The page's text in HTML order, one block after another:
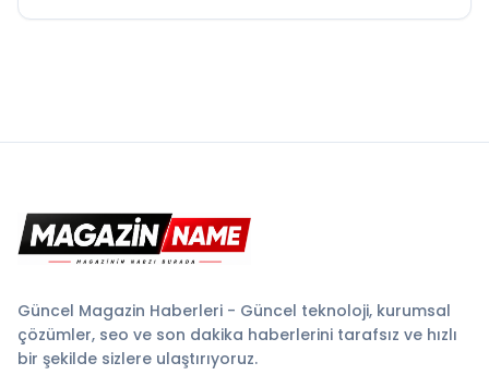
Güncel Magazin Haberleri - Güncel teknoloji, kurumsal
çözümler, seo ve son dakika haberlerini tarafsız ve hızlı
bir şekilde sizlere ulaştırıyoruz.